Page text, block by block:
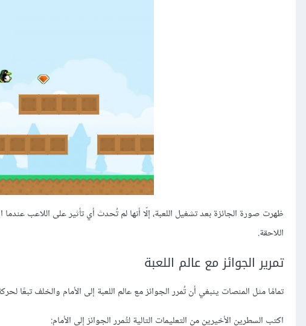
ظهرت صورة الجائزة بعد تشغيل اللعبة، إلّا أنها لم تُحدث أي تأثير على اللاعب
اللاحقة.
تمرير الجوائز مع عالم اللعبة
تمامًا مثل المنصات ينبغي أن تُمرر الجوائز مع عالم اللعبة إلى الأمام والخلف تبعًا
اكتب السطرين الأخيرين من التعليمات التالية لتُمرر الجوائز إلى الأمام: